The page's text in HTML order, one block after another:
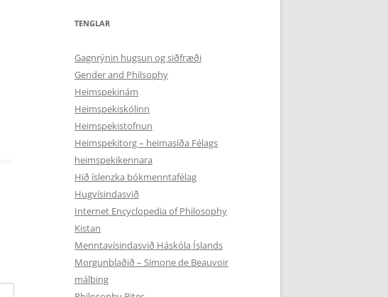
TENGLAR
Gagnrýnin hugsun og siðfræði
Gender and Philsophy
Heimspekinám
Heimspekiskólinn
Heimspekistofnun
Heimspekitorg – heimasíða Félags
heimspekikennara
Hið íslenzka bókmenntafélag
Hugvísindasvið
Internet Encyclopedia of Philosophy
Kistan
Menntavísindasvið Háskóla Íslands
Morgunblaðið – Simone de Beauvoir
málþing